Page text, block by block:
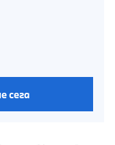
сега